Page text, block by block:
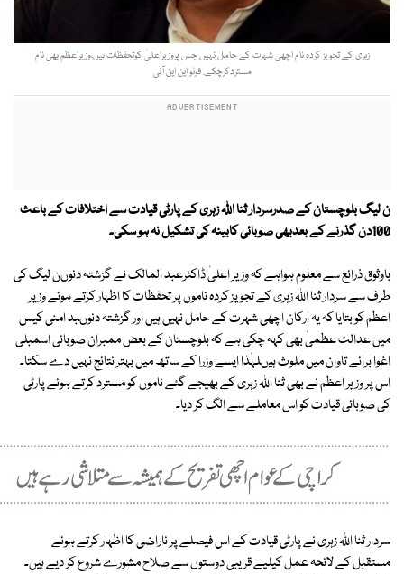
زہری کے تجویز کردہ نام اچھی شہرت کے حامل نہیں جس پروزیراعلیٰ کوتحفظات ہیں،وزیراعظم بھی نام
مستردکرچکے. فوٹو این این آئی
ن لیگ بلوچستان کے صدرسردار ثنا اللہ زہری کے پارٹی قیادت سے اختلافات کے باعث
100دن گذرنے کے بعدبھی صوبائی کابینہ کی تشکیل نہ ہو سکی۔
باوثوق ذرائع سے معلوم ہواہے کہ وزیر اعلیٰ ڈاکٹرعبد المالک نے گزشتہ دنوںن لیگ کی
طرف سے سردار ثنا اللہ زہری کے تجویز کردہ ناموں پر تحفظات کا اظہار کرتے ہوئے وزیر
اعظم کو بتایا کہ یہ ارکان اچھی شہرت کے حامل نہیں ہیں اور گزشتہ دنوںبد امنی کیس
میں عدالت عظمیٰ بھی کہہ چکی ہے کہ بلوچستان کے بعض ممبران صوبائی اسمبلی
اغوا برائے تاوان میں ملوث ہیںلہٰذا ایسے وزرا کے ساتھ میں بہتر نتائج نہیں دے سکتا۔
اس پر وزیر اعظم نے بھی ثنا اللہ زہری کے بھیجے گئے ناموں کو مسترد کرتے ہوئے پارٹی
کی صوبائی قیادت کو اس معاملے سے الگ کر دیا۔
سردار ثنا اللہ زہری نے پارٹی قیادت کے اس فیصلے پر ناراضی کا اظہار کرتے ہوئے
مستقبل کے لائحہ عمل کیلیے قریبی دوستوں سے صلاح مشورے شروع کر دیے ہیں۔